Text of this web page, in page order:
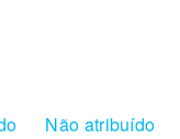
Não atribuído